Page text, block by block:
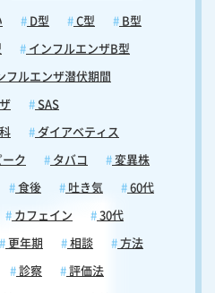
D型 C型 B型
インフルエンザB型
フルエンザ潜伏期間
SAS
ダイアベティス
ーク タバコ 変異株
食後 吐き気 60代
カフェイン 30代
更年期 相談 方法
診察 評価法